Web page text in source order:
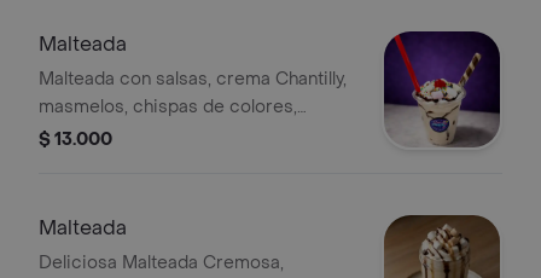
Malteada
Malteada con salsas, crema Chantilly,
masmelos, chispas de colores,
cereza y barquillo.
$ 13.000
Malteada
Deliciosa Malteada Cremosa,